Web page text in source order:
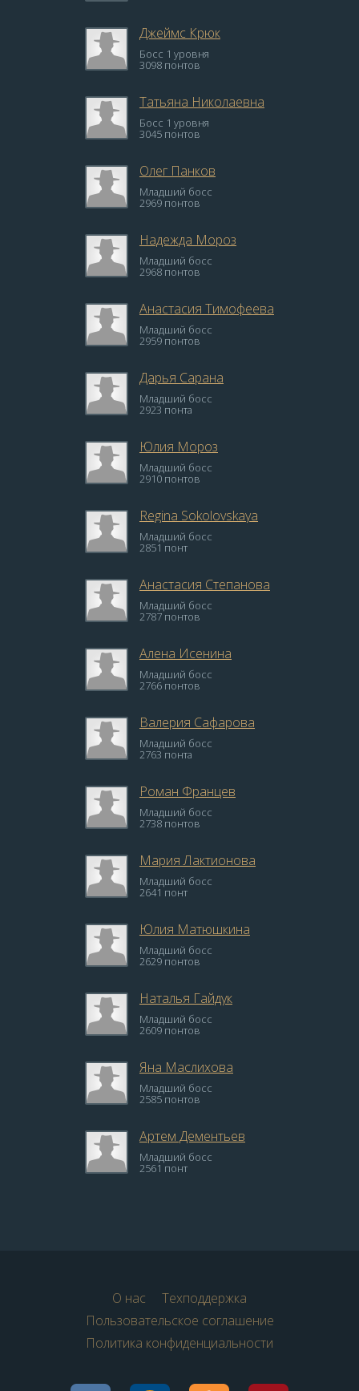
Джеймс Крюк
Босс 1 уровня
3098 понтов
Татьяна Николаевна
Босс 1 уровня
3045 понтов
Олег Панков
Младший босс
2969 понтов
Надежда Мороз
Младший босс
2968 понтов
Анастасия Тимофеева
Младший босс
2959 понтов
Дарья Сарана
Младший босс
2923 понта
Юлия Мороз
Младший босс
2910 понтов
Regina Sokolovskaya
Младший босс
2851 понт
Анастасия Степанова
Младший босс
2787 понтов
Алена Исенина
Младший босс
2766 понтов
Валерия Сафарова
Младший босс
2763 понта
Роман Францев
Младший босс
2738 понтов
Мария Лактионова
Младший босс
2641 понт
Юлия Матюшкина
Младший босс
2629 понтов
Наталья Гайдук
Младший босс
2609 понтов
Яна Маслихова
Младший босс
2585 понтов
Артем Дементьев
Младший босс
2561 понт
О нас
Техподдержка
Пользовательское соглашение
Политика конфиденциальности